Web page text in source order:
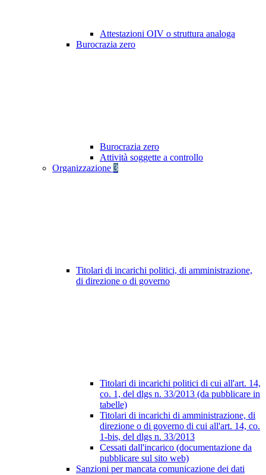
Attestazioni OIV o struttura analoga
Burocrazia zero
Burocrazia zero
Attività soggette a controllo
Organizzazione 3
Titolari di incarichi politici, di amministrazione,
di direzione o di governo
Titolari di incarichi politici di cui all'art. 14,
co. 1, del dlgs n. 33/2013 (da pubblicare in
tabelle)
Titolari di incarichi di amministrazione, di
direzione o di governo di cui all'art. 14, co.
1-bis, del dlgs n. 33/2013
Cessati dall'incarico (documentazione da
pubblicare sul sito web)
Sanzioni per mancata comunicazione dei dati